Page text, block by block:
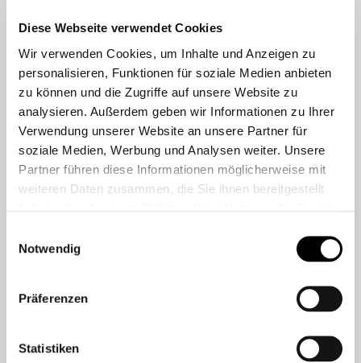
Diese Webseite verwendet Cookies
Wir verwenden Cookies, um Inhalte und Anzeigen zu
personalisieren, Funktionen für soziale Medien anbieten
zu können und die Zugriffe auf unsere Website zu
analysieren. Außerdem geben wir Informationen zu Ihrer
Verwendung unserer Website an unsere Partner für
soziale Medien, Werbung und Analysen weiter. Unsere
Partner führen diese Informationen möglicherweise mit
weiteren Daten zusammen, die Sie ihnen bereitgestellt
Notwendig
Präferenzen
Statistiken
HABEN SIE IHR PASSWORT VERGESSEN?
ANMELDEN
NEU BEI TEE-UU?
Erstellen Sie ein Konto, um Zahlungs- und Versanddetails zu speichern, Ihre
Bestellhistorie einzusehen und Ihre Bestellungen zu verfolgen.
EIN KONTO ERSTELLEN